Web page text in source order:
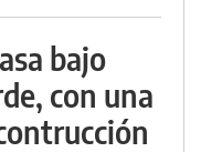
bajo
con una